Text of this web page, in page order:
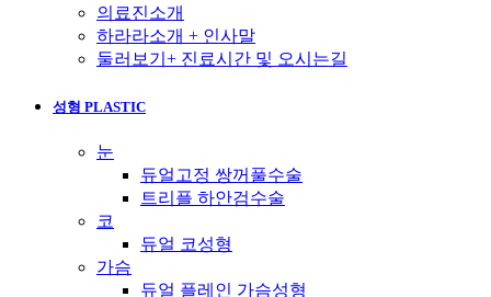
의료진소개
하라라소개 + 인사말
둘러보기+ 진료시간 및 오시는길
성형 PLASTIC
눈
듀얼고정 쌍꺼풀수술
트리플 하안검수술
코
듀얼 코성형
가슴
듀얼 플레인 가슴성형